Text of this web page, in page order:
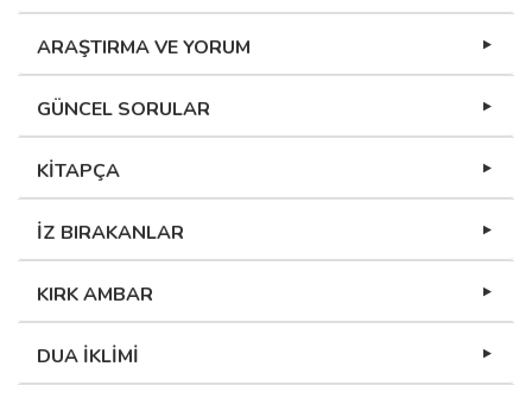
ARAŞTIRMA VE YORUM
GÜNCEL SORULAR
KİTAPÇA
İZ BIRAKANLAR
KIRK AMBAR
DUA İKLİMİ